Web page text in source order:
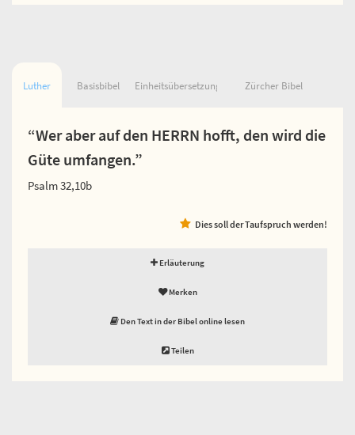
Luther Basisbibel Einheitsübersetzung Zürcher Bibel
“Wer aber auf den HERRN hofft, den wird die
Güte umfangen.”
Psalm 32,10b
Dies soll der Taufspruch werden!
Erläuterung
Merken
Den Text in der Bibel online lesen
Teilen